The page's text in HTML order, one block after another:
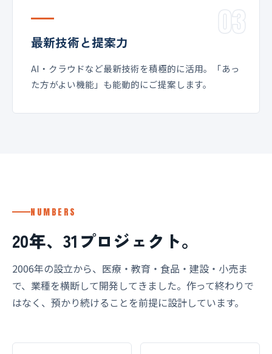
03
最新技術と提案力
AI・クラウドなど最新技術を積極的に活用。「あっ
た方がよい機能」も能動的にご提案します。
NUMBERS
20年、31プロジェクト。
2006年の設立から、医療・教育・食品・建設・小売ま
で、業種を横断して開発してきました。作って終わりで
はなく、預かり続けることを前提に設計しています。